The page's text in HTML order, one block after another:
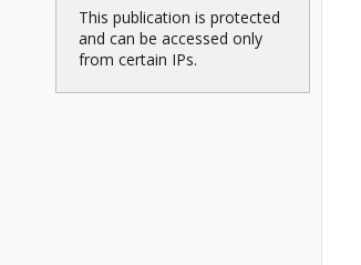
This publication is protected
and can be accessed only
from certain IPs.